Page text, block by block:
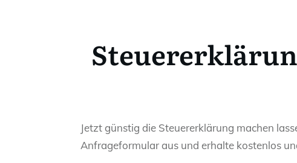
Jetzt günstig die Steuererklärung machen
Anfrageformular aus und erhalte kostenlos